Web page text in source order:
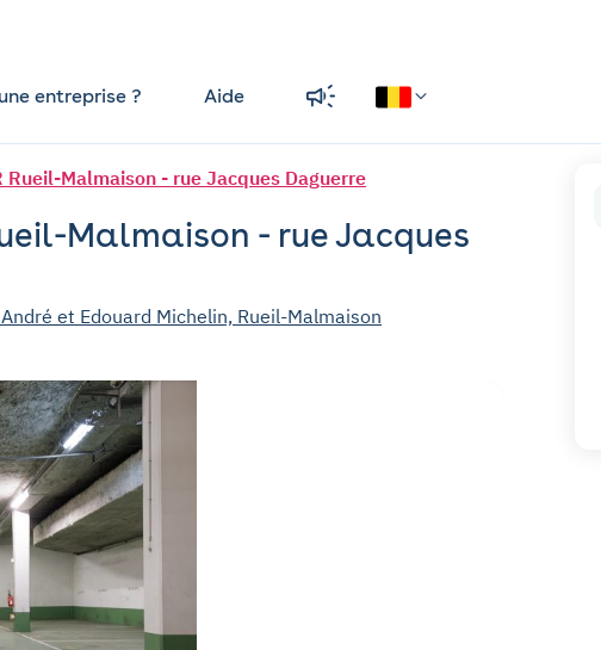
entreprise ? Aide
Rueil-Malmaison - rue Jacques Daguerre
Malmaison - rue Jacques
et Edouard Michelin, Rueil-Malmaison